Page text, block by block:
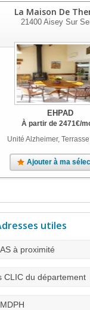
La Maison De
21400Aisey Sur
EHPAD
À partir de 2471€/
Unité Alzheimer,
Ajouter à ma
utiles
à proximité
CLIC du département